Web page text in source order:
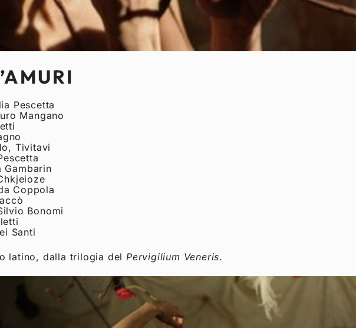
Pescetta
Mangano
Tivitavi
Gambarin
Coppola
Bonomi
Santi
latino, dalla trilogia del Pervigilium Veneris.